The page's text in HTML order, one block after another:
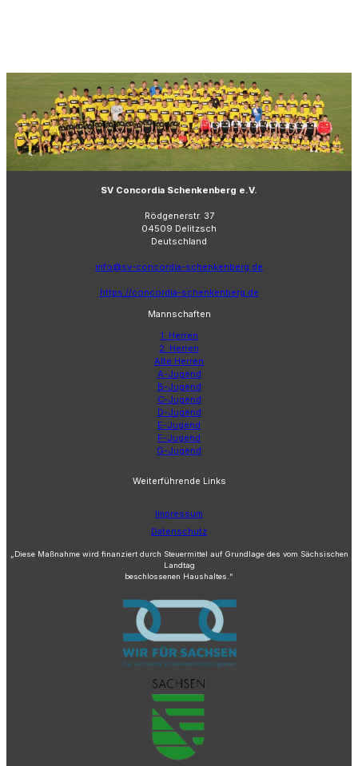
SV Concordia Schenkenberg e.V.
Rödgenerstr. 37
04509 Delitzsch
Deutschland
info@sv-concordia-schenkenberg.de
https://concordia-schenkenberg.de
Mannschaften
1. Herren
2. Herren
Alte Herren
A-Jugend
B-Jugend
C-Jugend
D-Jugend
E-Jugend
F-Jugend
G-Jugend
Weiterführende Links
Impressum
Datenschutz
„Diese Maßnahme wird finanziert durch Steuermittel auf Grundlage des vom Sächsischen
Landtag
beschlossenen Haushaltes.“